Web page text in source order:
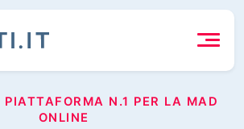
N.1 PER LA MAD
ONLINE